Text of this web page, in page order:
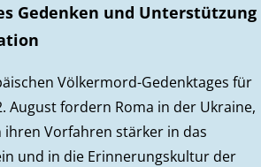
Gedenken und Unterstützung
Völkermord-Gedenktages für
August fordern Roma in der Ukraine,
ihren Vorfahren stärker in das
und in die Erinnerungskultur der